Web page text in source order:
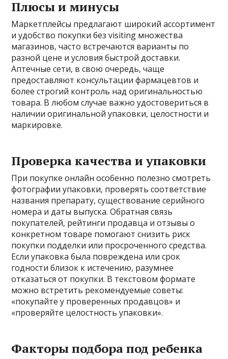
Плюсы и минусы
Маркетплейсы предлагают широкий ассортимент
и удобство покупки без visiting множества
магазинов, часто встречаются варианты по
разной цене и условия быстрой доставки.
Аптечные сети, в свою очередь, чаще
предоставляют консультации фармацевтов и
более строгий контроль над оригинальностью
товара. В любом случае важно удостовериться в
наличии оригинальной упаковки, целостности и
маркировке.
Проверка качества и упаковки
При покупке онлайн особенно полезно смотреть
фотографии упаковки, проверять соответствие
названия препарату, существование серийного
номера и даты выпуска. Обратная связь
покупателей, рейтинги продавца и отзывы о
конкретном товаре помогают снизить риск
покупки подделки или просроченного средства.
Если упаковка была повреждена или срок
годности близок к истечению, разумнее
отказаться от покупки. В текстовом формате
можно встретить рекомендуемые советы:
«покупайте у проверенных продавцов» и
«проверяйте целостность упаковки».
Факторы подбора под ребенка